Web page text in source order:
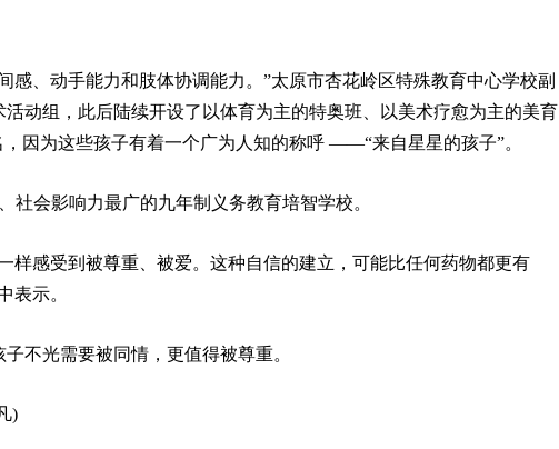
感、动手能力和肢体协调能力。”太原市杏花岭区特殊教育中心学校副
动组，此后陆续开设了以体育为主的特奥班、以美术疗愈为主的美育
因为这些孩子有着一个广为人知的称呼 ——“来自星星的孩子”。
社会影响力最广的九年制义务教育培智学校。
样感受到被尊重、被爱。这种自信的建立，可能比任何药物都更有
表示。
不光需要被同情，更值得被尊重。
)